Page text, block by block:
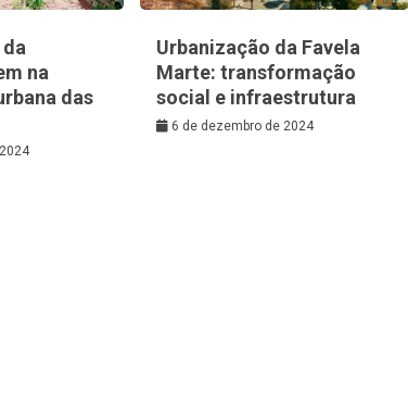
na
das
Urbanização da Favela
Marte: transformação
social e infraestrutura
6 de dezembro de 2024